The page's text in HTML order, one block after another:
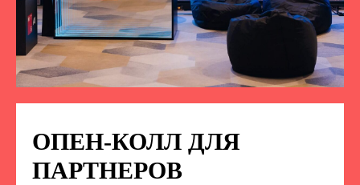
ОПЕН-КОЛЛ ДЛЯ
ПАРТНЕРОВ
НА НАС В СОЦСЕТЯХ